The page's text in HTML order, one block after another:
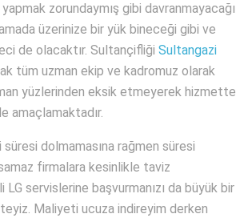
zorundaymış gibi davranmayacağı
üzerinize bir yük bineceği gibi ve
de olacaktır. Sultançifliği Sultangazi
tüm uzman ekip ve kadromuz olarak
yüzlerinden eksik etmeyerek hizmette
amaçlamaktadır.
süresi dolmamasına rağmen süresi
firmalara kesinlikle taviz
servislerine başvurmanızı da büyük bir
Maliyeti ucuza indireyim derken